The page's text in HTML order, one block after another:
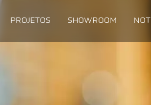
PROJETOS SHOWROOM